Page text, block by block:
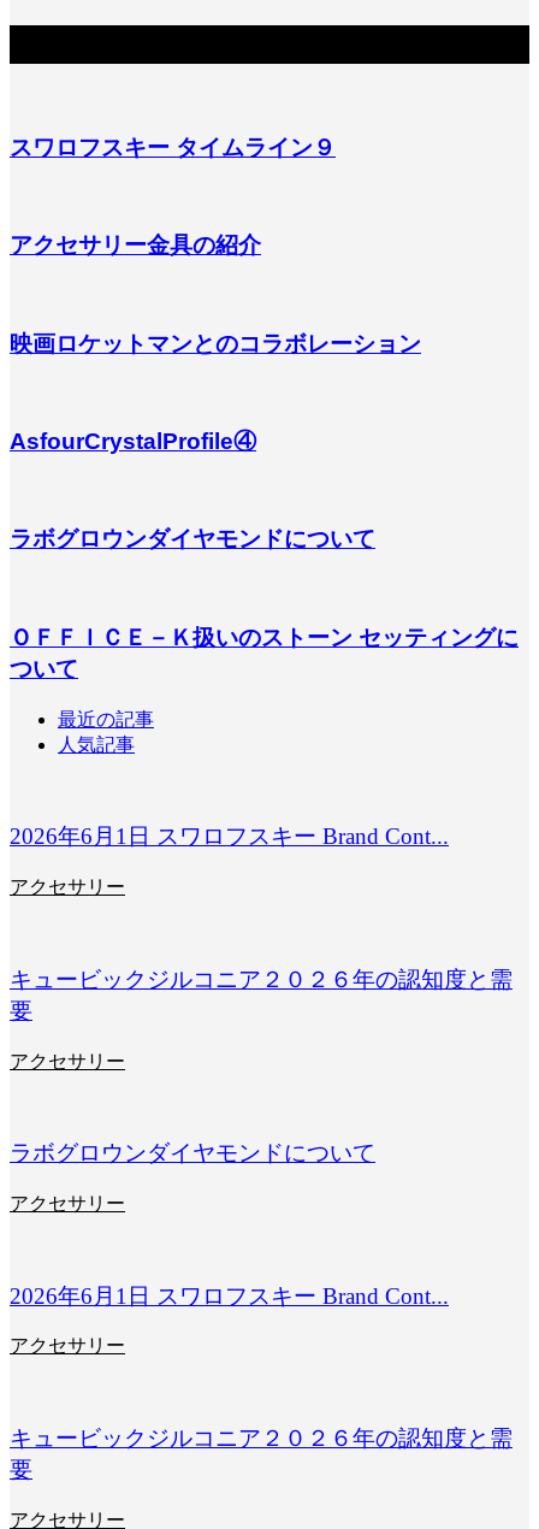
スワロフスキー タイムライン９
アクセサリー金具の紹介
映画ロケットマンとのコラボレーション
AsfourCrystalProfile④
ラボグロウンダイヤモンドについて
ＯＦＦＩＣＥ－Ｋ扱いのストーン セッティングに
ついて
最近の記事
人気記事
2026年6月1日 スワロフスキー Brand Cont...
アクセサリー
キュービックジルコニア２０２６年の認知度と需
要
アクセサリー
ラボグロウンダイヤモンドについて
アクセサリー
2026年6月1日 スワロフスキー Brand Cont...
アクセサリー
キュービックジルコニア２０２６年の認知度と需
要
アクセサリー